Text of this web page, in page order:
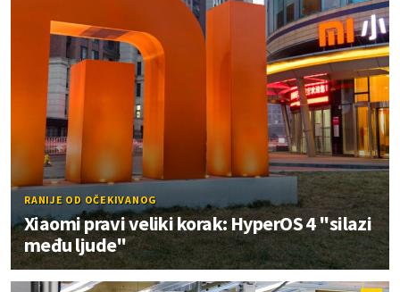
RANIJE OD OČEKIVANOG
Xiaomi pravi veliki korak: HyperOS 4 "silazi
među ljude"